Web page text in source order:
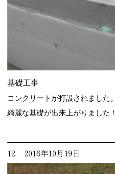
基礎工事
コンクリートが打設されました。
綺麗な基礎が出来上がりました！
12. 2016年10月19日